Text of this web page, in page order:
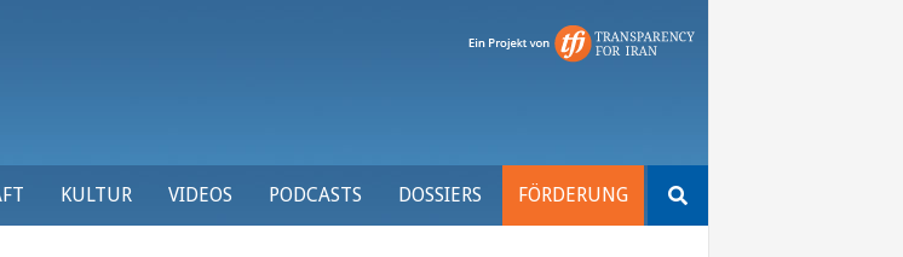
KULTUR VIDEOS PODCASTS DOSSIERS FÖRDERUNG
nach: